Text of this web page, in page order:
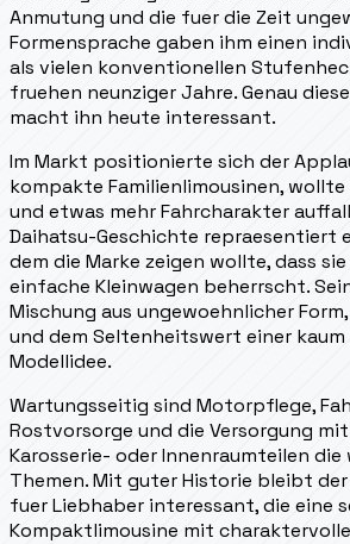
Anmutung und die fuer die Zeit
Formensprache gaben ihm einen
als vielen konventionellen
fruehen neunziger Jahre. Genau
macht ihn heute interessant.
Im Markt positionierte sich der
kompakte Familienlimousinen, wollte
und etwas mehr Fahrcharakter
Daihatsu-Geschichte repraesentiert
dem die Marke zeigen wollte, dass
einfache Kleinwagen beherrscht.
Mischung aus ungewoehnlicher
und dem Seltenheitswert einer
Modellidee.
Wartungsseitig sind Motorpflege,
Rostvorsorge und die Versorgung
Karosserie- oder Innenraumteilen
Themen. Mit guter Historie bleibt
fuer Liebhaber interessant, die eine
Kompaktlimousine mit